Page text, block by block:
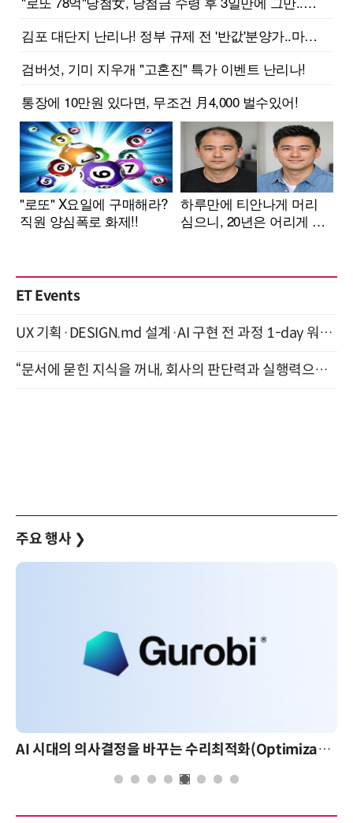
ET Events
UX 기획·DESIGN.md 설계·AI 구현 전 과정 1-day 워크숍 with Claude Code·Codex 9월 15일 개최
“문서에 묻힌 지식을 꺼내, 회사의 판단력과 실행력으로 바꾸다” (8/20)
주요 행사 ❯
AI 시대의 의사결정을 바꾸는 수리최적화(Optimization): 실제 산업 적용 사례와 활용 전략